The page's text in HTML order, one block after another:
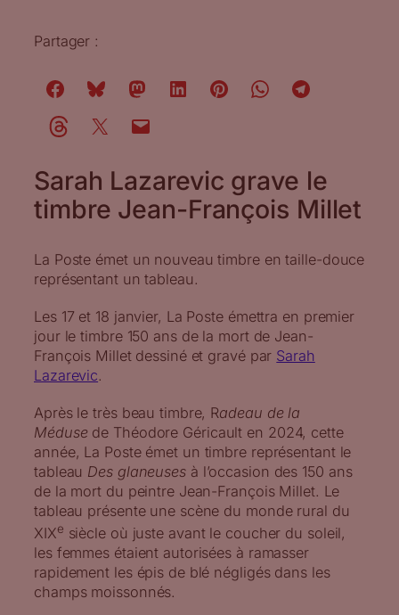
Partager :
Sarah Lazarevic grave le
timbre Jean-François Millet
La Poste émet un nouveau timbre en taille-douce
représentant un tableau.
Les 17 et 18 janvier, La Poste émettra en premier
jour le timbre 150 ans de la mort de Jean-
François Millet dessiné et gravé par Sarah
Lazarevic.
Après le très beau timbre, Radeau de la
Méduse de Théodore Géricault en 2024, cette
année, La Poste émet un timbre représentant le
tableau Des glaneuses à l’occasion des 150 ans
de la mort du peintre Jean-François Millet. Le
tableau présente une scène du monde rural du
XIXe siècle où juste avant le coucher du soleil,
les femmes étaient autorisées à ramasser
rapidement les épis de blé négligés dans les
champs moissonnés.